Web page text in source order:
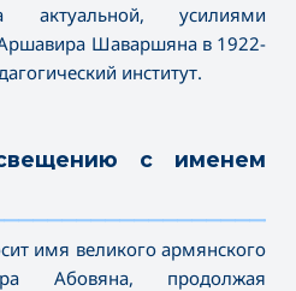
усилиями
Шаваршяна в 1922-
институт.
с именем
имя великого армянского
Абовяна, продолжая